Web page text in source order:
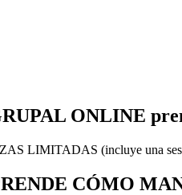
ONLINE
LIMITADAS (incluye una
CÓMO